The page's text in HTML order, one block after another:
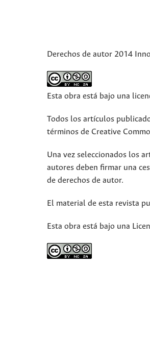
Derechos de autor 2014
Esta obra está bajo una
Todos los artículos
términos de Creative
Una vez seleccionados los
autores deben firmar una
de derechos de autor.
El material de esta revista
Esta obra está bajo una